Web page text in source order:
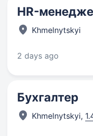
HR-
Khmelnytskyi
2 days ago
Бухгалтер
Khmelnytskyi,